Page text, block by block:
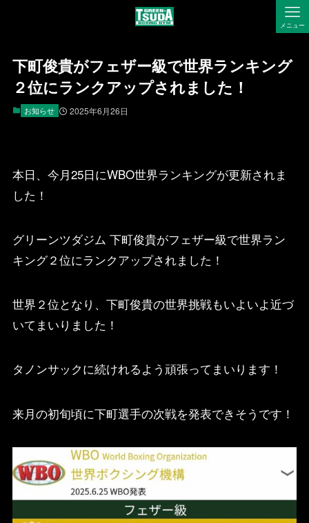
メニュー
下町俊貴がフェザー級で世界ランキング
２位にランクアップされました！
お知らせ 2025年6月26日
本日、今月25日にWBO世界ランキングが更新されま
した！
グリーンツダジム 下町俊貴がフェザー級で世界ラン
キング２位にランクアップされました！
世界２位となり、下町俊貴の世界挑戦もいよいよ近づ
いてまいりました！
タノンサックに続けれるよう頑張ってまいります！
来月の初旬頃に下町選手の次戦を発表できそうです！